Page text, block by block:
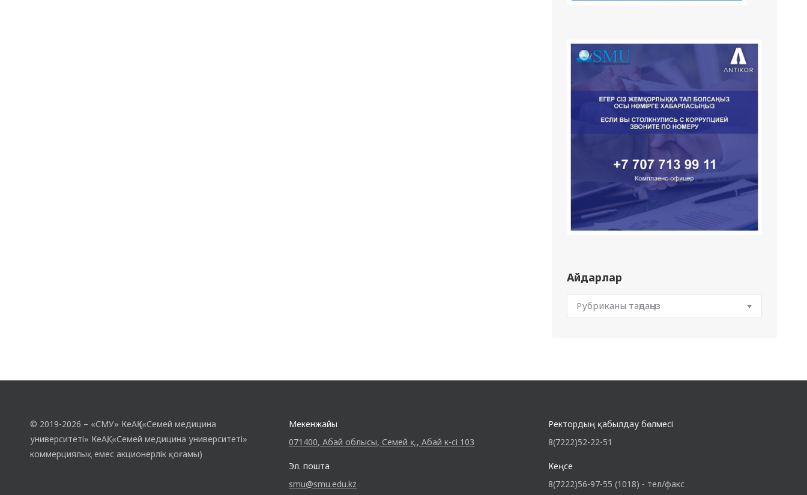
Айдарлар
© 2019-2026 – «СМУ» КеАҚ («Семей медицина
университеті» КеАҚ, «Семей медицина университеті»
коммерциялық емес акционерлік қоғамы)
Мекенжайы
071400, Абай облысы, Семей қ., Абай к-сі 103
Эл. пошта
smu@smu.edu.kz
Ректордың қабылдау бөлмесі
8(7222)52-22-51
Кеңсе
8(7222)56-97-55 (1018) - тел/факс